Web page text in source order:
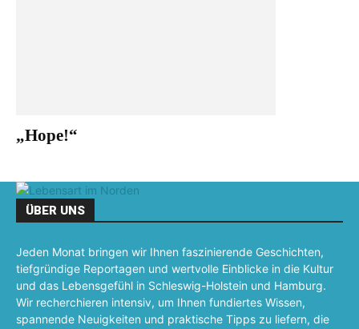
„Hope!“
ÜBER UNS
Jeden Monat bringen wir Ihnen faszinierende Geschichten,
tiefgründige Reportagen und wertvolle Einblicke in die Kultur
und das Lebensgefühl in Schleswig-Holstein und Hamburg.
Wir recherchieren intensiv, um Ihnen fundiertes Wissen,
spannende Neuigkeiten und praktische Tipps zu liefern, die